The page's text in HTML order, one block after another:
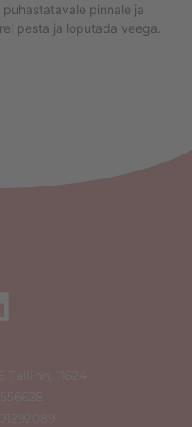
pinnale ja
pesta ja loputada veega.
Tallinn, 11624